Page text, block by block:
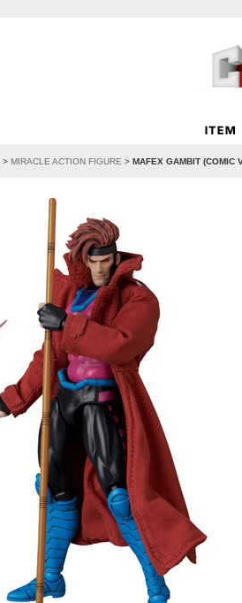
> MIRACLE ACTION FIGURE > MAFEX GAMBIT (COMIC